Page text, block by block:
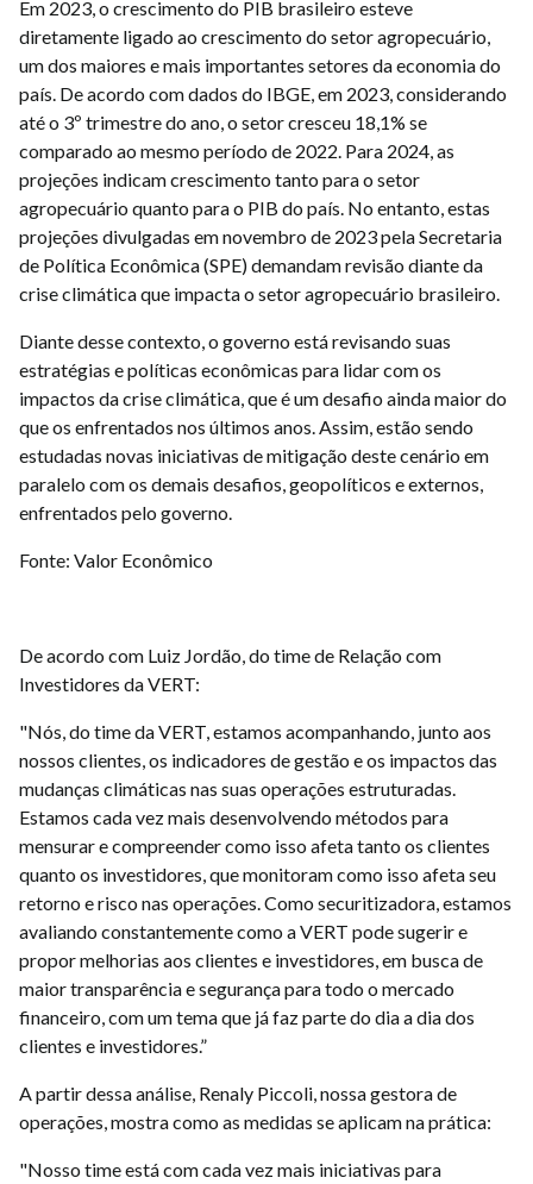
Em 2023, o crescimento do PIB brasileiro esteve
diretamente ligado ao crescimento do setor agropecuário,
um dos maiores e mais importantes setores da economia do
país. De acordo com dados do IBGE, em 2023, considerando
até o 3º trimestre do ano, o setor cresceu 18,1% se
comparado ao mesmo período de 2022. Para 2024, as
projeções indicam crescimento tanto para o setor
agropecuário quanto para o PIB do país. No entanto, estas
projeções divulgadas em novembro de 2023 pela Secretaria
de Política Econômica (SPE) demandam revisão diante da
crise climática que impacta o setor agropecuário brasileiro.
Diante desse contexto, o governo está revisando suas
estratégias e políticas econômicas para lidar com os
impactos da crise climática, que é um desafio ainda maior do
que os enfrentados nos últimos anos. Assim, estão sendo
estudadas novas iniciativas de mitigação deste cenário em
paralelo com os demais desafios, geopolíticos e externos,
enfrentados pelo governo.
Fonte: Valor Econômico
De acordo com Luiz Jordão, do time de Relação com
Investidores da VERT:
"Nós, do time da VERT, estamos acompanhando, junto aos
nossos clientes, os indicadores de gestão e os impactos das
mudanças climáticas nas suas operações estruturadas.
Estamos cada vez mais desenvolvendo métodos para
mensurar e compreender como isso afeta tanto os clientes
quanto os investidores, que monitoram como isso afeta seu
retorno e risco nas operações. Como securitizadora, estamos
avaliando constantemente como a VERT pode sugerir e
propor melhorias aos clientes e investidores, em busca de
maior transparência e segurança para todo o mercado
financeiro, com um tema que já faz parte do dia a dia dos
clientes e investidores.”
A partir dessa análise, Renaly Piccoli, nossa gestora de
operações, mostra como as medidas se aplicam na prática:
"Nosso time está com cada vez mais iniciativas para